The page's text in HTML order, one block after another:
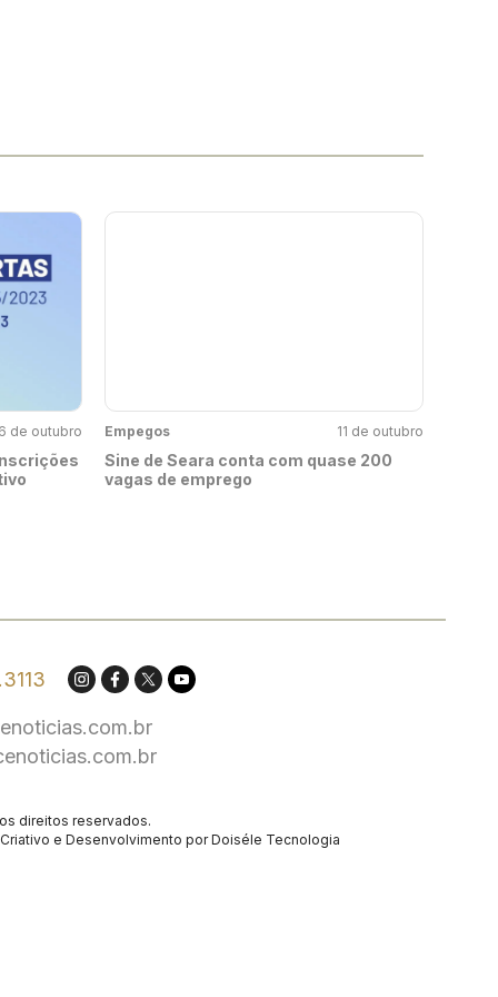
de outubro Empegos 11 de outubro
Sine de Seara conta com quase 200
vagas de emprego
direitos reservados.
e Desenvolvimento porDoiséle Tecnologia